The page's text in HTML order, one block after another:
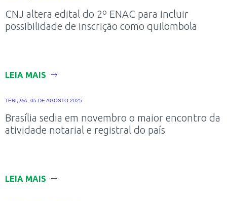
CNJ altera edital do 2º ENAC para incluir
possibilidade de inscrição como quilombola
LEIA MAIS
TERÏ¿½A, 05 DE AGOSTO 2025
Brasília sedia em novembro o maior encontro da
atividade notarial e registral do país
LEIA MAIS